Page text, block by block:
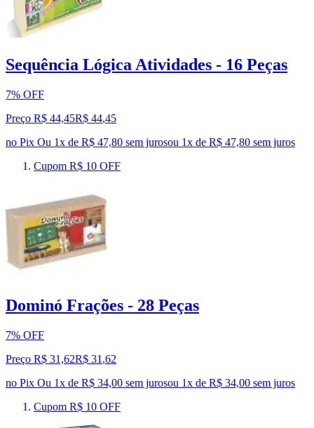
Sequência Lógica Atividades - 16 Peças
7% OFF
Preço R$ 44,45R$ 44,45
no Pix Ou 1x de R$ 47,80 sem jurosou 1x de R$ 47,80 sem juros
Cupom R$ 10 OFF
Dominó Frações - 28 Peças
7% OFF
Preço R$ 31,62R$ 31 ,62
no Pix Ou 1x de R$ 34,00 sem jurosou 1x de R$ 34,00 sem juros
Cupom R$ 10 OFF